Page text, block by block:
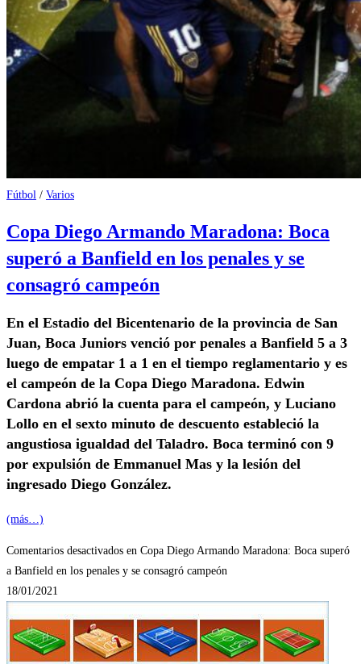
Fútbol / Varios
Copa Diego Armando Maradona: Boca
superó a Banfield en los penales y se
consagró campeón
En el Estadio del Bicentenario de la provincia de San
Juan, Boca Juniors venció por penales a Banfield 5 a 3
luego de empatar 1 a 1 en el tiempo reglamentario y es
el campeón de la Copa Diego Maradona. Edwin
Cardona abrió la cuenta para el campeón, y Luciano
Lollo en el sexto minuto de descuento estableció la
angustiosa igualdad del Taladro. Boca terminó con 9
por expulsión de Emmanuel Mas y la lesión del
ingresado Diego González.
(más…)
Comentarios desactivados en Copa Diego Armando Maradona: Boca superó
a Banfield en los penales y se consagró campeón
18/01/2021